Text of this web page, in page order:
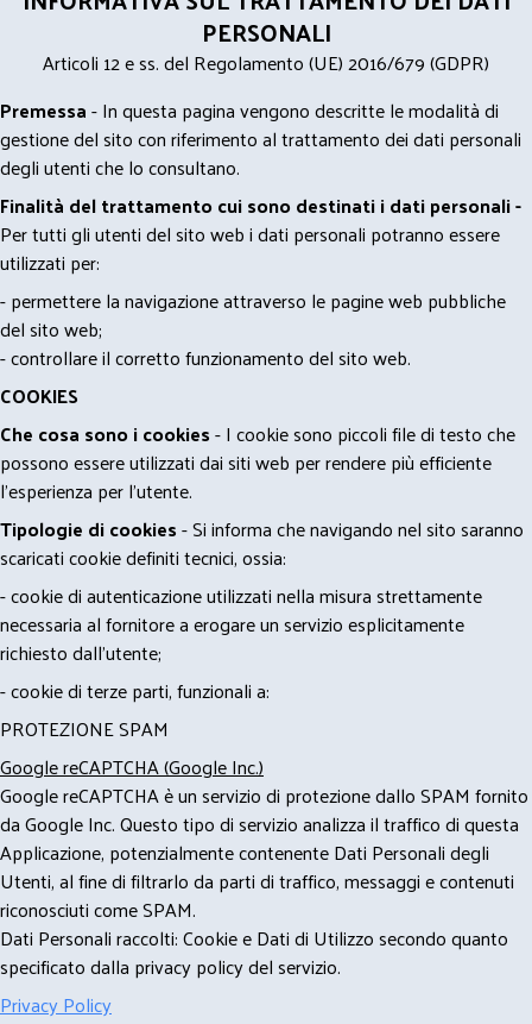
PERSONALI
Articoli 12 e ss. del Regolamento (UE) 2016/679 (GDPR)
Premessa- In questa pagina vengono descritte le modalità di
gestione del sito con riferimento al trattamento dei dati personali
degli utenti che lo consultano.
Finalità del trattamento cui sono destinati i dati personali -
Per tutti gli utenti del sito web i dati personali potranno essere
utilizzati per:
- permettere la navigazione attraverso le pagine web pubbliche
del sito web;
- controllare il corretto funzionamento del sito web.
COOKIES
Che cosa sono i cookies- I cookie sono piccoli file di testo che
possono essere utilizzati dai siti web per rendere più efficiente
l'esperienza per l'utente.
Tipologie di cookies- Si informa che navigando nel sito saranno
scaricati cookie definiti tecnici, ossia:
- cookie di autenticazione utilizzati nella misura strettamente
necessaria al fornitore a erogare un servizio esplicitamente
richiesto dall'utente;
- cookie di terze parti, funzionali a:
PROTEZIONE SPAM
Google reCAPTCHA (Google Inc.)
Google reCAPTCHA è un servizio di protezione dallo SPAM fornito
da Google Inc. Questo tipo di servizio analizza il traffico di questa
Applicazione, potenzialmente contenente Dati Personali degli
Utenti, al fine di filtrarlo da parti di traffico, messaggi e contenuti
riconosciuti come SPAM.
Dati Personali raccolti: Cookie e Dati di Utilizzo secondo quanto
specificato dalla privacy policy del servizio.
Privacy Policy